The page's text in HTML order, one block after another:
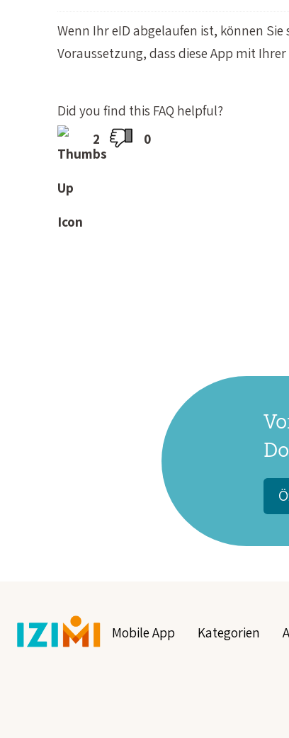
Wenn Ihr eID abgelaufen ist, können
Voraussetzung, dass diese App mit
Did you find this FAQ helpful?
2
0
Mobile App Kategorien